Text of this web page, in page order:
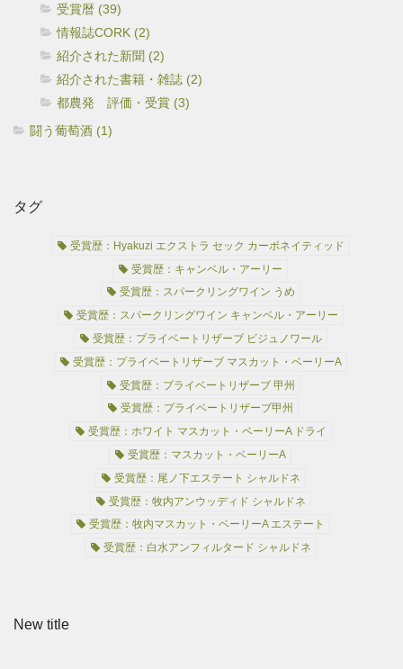
受賞暦 (39)
情報誌CORK (2)
紹介された新聞 (2)
紹介された書籍・雑誌 (2)
都農発 評価・受賞 (3)
闘う葡萄酒 (1)
タグ
受賞歴：Hyakuzi エクストラ セック カーボネイティッド
受賞歴：キャンベル・アーリー
受賞歴：スパークリングワイン うめ
受賞歴：スパークリングワイン キャンベル・アーリー
受賞歴：プライベートリザーブ ビジュノワール
受賞歴：プライベートリザーブ マスカット・ベーリーA
受賞歴：プライベートリザーブ 甲州
受賞歴：プライベートリザーブ甲州
受賞歴：ホワイト マスカット・ベーリーA ドライ
受賞歴：マスカット・ベーリーA
受賞歴：尾ノ下エステート シャルドネ
受賞歴：牧内アンウッディド シャルドネ
受賞歴：牧内マスカット・ベーリーA エステート
受賞歴：白水アンフィルタード シャルドネ
New title